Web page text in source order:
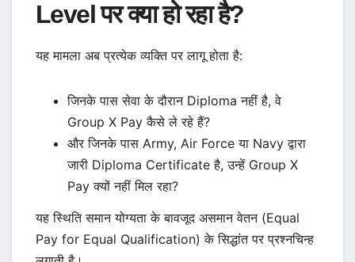
Level पर क्या हो रहा है?
यह मामला अब प्रत्येक व्यक्ति पर लागू होता है:
जिनके पास सेवा के दौरान Diploma नहीं है, वे
Group X Pay कैसे ले रहे हैं?
और जिनके पास Army, Air Force या Navy द्वारा
जारी Diploma Certificate है, उन्हें Group X
Pay क्यों नहीं मिल रहा?
यह स्थिति समान योग्यता के बावजूद असमान वेतन (Equal
Pay for Equal Qualification) के सिद्धांत पर प्रश्नचिन्ह